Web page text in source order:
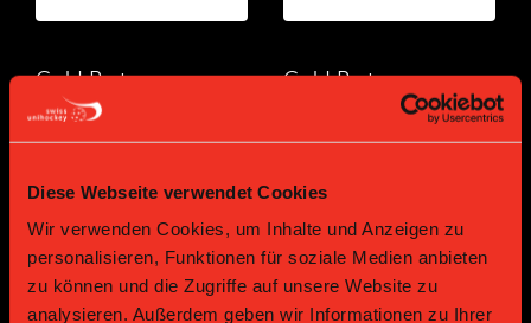
Diese Webseite verwendet Cookies
Wir verwenden Cookies, um Inhalte und Anzeigen zu
personalisieren, Funktionen für soziale Medien anbieten
zu können und die Zugriffe auf unsere Website zu
analysieren. Außerdem geben wir Informationen zu Ihrer
Gold Partner Gold Partner